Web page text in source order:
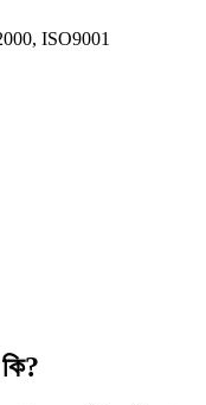
ISO9001